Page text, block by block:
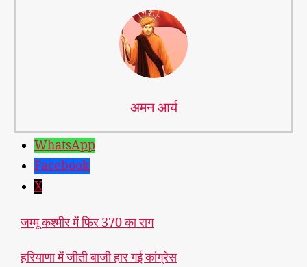
अमन आर्य
WhatsApp
Facebook
X
जम्मू कश्मीर में फिर 370 का राग
हरियाणा में जीती बाजी हार गई कांग्रेस
श्मी
र :
यह
तो
ही
यह